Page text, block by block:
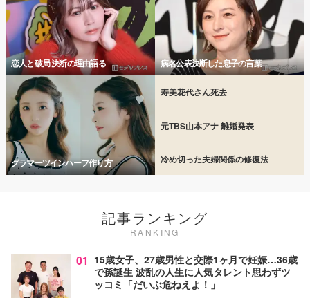
恋人と破局 決断の理由語る 病名公表決断した息子の言葉
グラマーツインハーフ作り方
寿美花代さん死去
元TBS山本アナ 離婚発表
冷め切った夫婦関係の修復法
記事ランキング
RANKING
01 15歳女子、27歳男性と交際1ヶ月で妊娠…36歳
で孫誕生 波乱の人生に人気タレント思わずツ
ッコミ「だいぶ危ねえよ！」